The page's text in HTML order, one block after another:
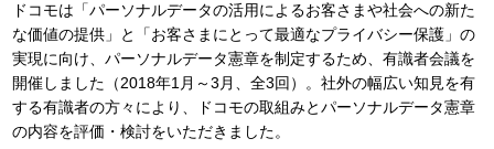
ドコモは「パーソナルデータの活用によるお客さまや社会への新た
な価値の提供」と「お客さまにとって最適なプライバシー保護」の
実現に向け、パーソナルデータ憲章を制定するため、有識者会議を
開催しました（2018年1月～3月、全3回）。社外の幅広い知見を有
する有識者の方々により、ドコモの取組みとパーソナルデータ憲章
の内容を評価・検討をいただきました。